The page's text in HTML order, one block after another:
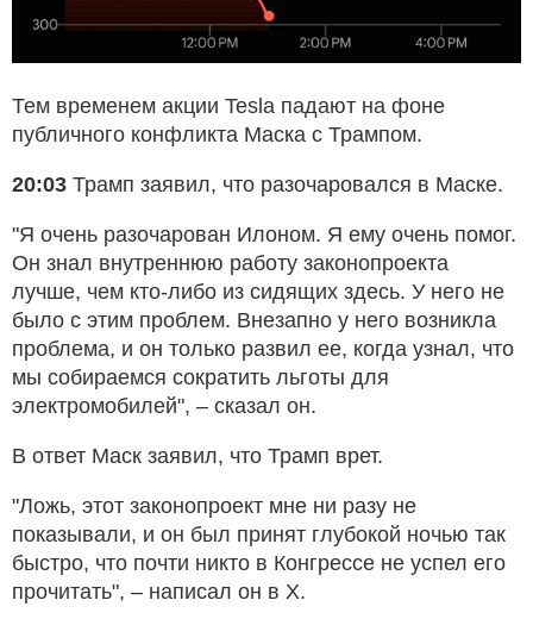
Тем временем акции Tesla падают на фоне
публичного конфликта Маска с Трампом.
20:03 Трамп заявил, что разочаровался в Маске.
"Я очень разочарован Илоном. Я ему очень помог.
Он знал внутреннюю работу законопроекта
лучше, чем кто-либо из сидящих здесь. У него не
было с этим проблем. Внезапно у него возникла
проблема, и он только развил ее, когда узнал, что
мы собираемся сократить льготы для
электромобилей", – сказал он.
В ответ Маск заявил, что Трамп врет.
"Ложь, этот законопроект мне ни разу не
показывали, и он был принят глубокой ночью так
быстро, что почти никто в Конгрессе не успел его
прочитать", – написал он в Х.